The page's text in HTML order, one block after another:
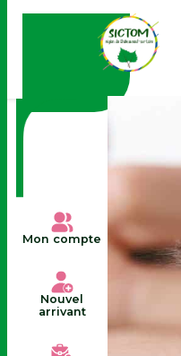
Mon compte
Nouvel
arrivant